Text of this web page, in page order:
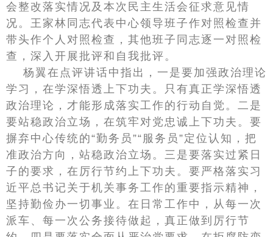
会整改落实情况及本次民主生活会征求意见情
况。王家林同志代表中心领导班子作对照检查并
带头作个人对照检查，其他班子同志逐一对照检
查，深入开展批评和自我批评。
杨翼在点评讲话中指出，一是要加强政治理论
学习，在学深悟透上下功夫。只有真正学深悟透
政治理论，才能形成落实工作的行动自觉。二是
要站稳政治立场，在筑牢对党忠诚上下功夫。要
摒弃中心传统的“勤务员”“服务员”定位认知，把
准政治方向，站稳政治立场。三是要落实过紧日
子的要求，在厉行节约上下功夫。要严格落实习
近平总书记关于机关事务工作的重要指示精神，
坚持勤俭办一切事业。在日常工作中，从每一次
派车、每一次公务接待做起，真正做到厉行节